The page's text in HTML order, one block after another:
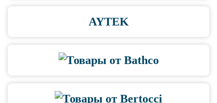
AYTEK